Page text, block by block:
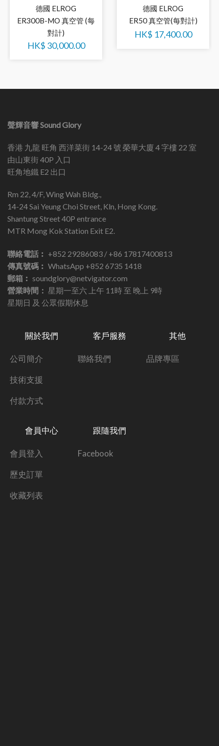
德國 ELROG
ER300B-MO 真空管 (每
對計)
HK$ 30,000.00
德國 ELROG
ER50 真空管(每對計)
HK$ 17,400.00
聲輝音響 Sound Glory
香港 九龍 旺角 西洋菜街 14-24 號 榮華大廈 4 字樓 22 室
由山東街 40P 入口
旺角地鐵 E2 出口
Rm 22, 4/F, Wing Wah Bldg.,
14-24 Sai Yeung Choi Street, Kln, Hong Kong.
Shantung Street 40P entrance
MTR Mong Kok Station Exit E2.
聯絡電話︰ +852 29286083 / +86 17817400813
傳真號碼︰ WhatsApp +852 6735 1418
郵箱︰ soundglory@netvigator.com
營業時間： 星期一至六 上午 11時 至 晚上 9時
星期日 及 公眾假期休息
關於我們
公司簡介
技術支援
付款方式
客戶服務
聯絡我們
其他
品牌專區
會員中心
會員登入
歷史訂單
收藏列表
跟隨我們
Facebook